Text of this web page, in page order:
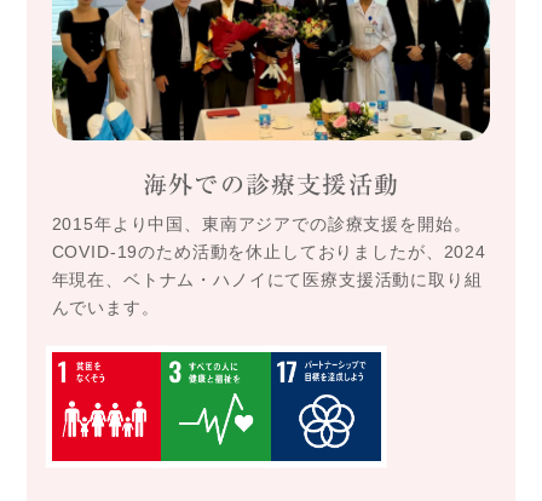
海外での診療支援活動
2015年より中国、東南アジアでの診療支援を開始。
COVID-19のため活動を休止しておりましたが、2024
年現在、ベトナム・ハノイにて医療支援活動に取り組
んでいます。